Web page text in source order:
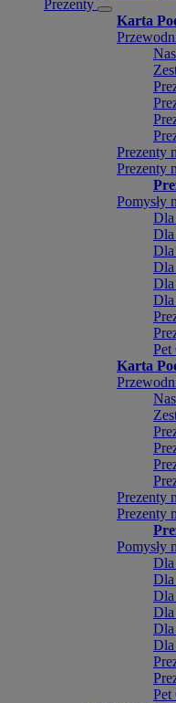
Prezenty
Karta
Prezenty
Prezenty
Pomysły
Dla
Dla
Dla
Dla
Pet
Karta
Prezenty
Prezenty
Pomysły
Dla
Dla
Dla
Dla
Pet